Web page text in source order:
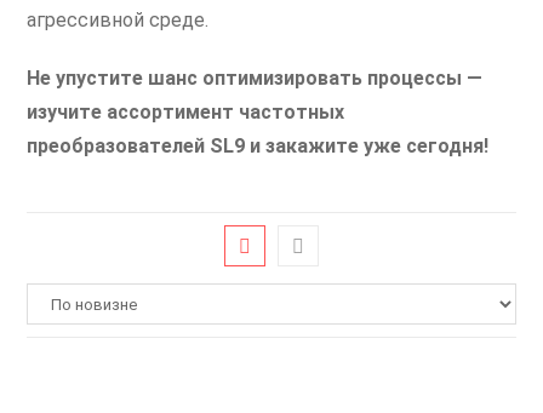
агрессивной среде.
Не упустите шанс оптимизировать процессы —
изучите ассортимент частотных
преобразователей SL9 и закажите уже сегодня!